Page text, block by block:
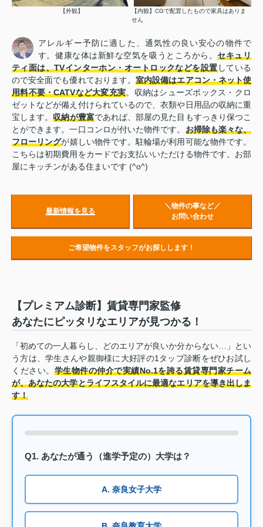
【外観】
【内観】CGで配置したもので家具はありま
せん
アレルギー予防に適した、通気性の良い安心の物件で
す。健康な体は新鮮な空気を吸うところから。セキュリ
ティ面は、TVインターホン・オートロックなどを設置している
ので安全面でも優れております。室内設備はエアコン・ネット使
用料不要・CATVなど大変充実。収納はシューズボックス・クロ
ゼットなどが備え付けられているので、衣類や日用品の収納に重
宝します。収納が豊富であれば、部屋の見た目もすっきり保つこ
とができます。一口コンロが付いた物件です。 お掃除も楽々な、
フローリングが嬉しい物件です。駐輪場が利用可能な物件です。
こちらは初期費用をカードでお支払いいただける物件です。お部
屋にキッチンがある住まいです (^o^)
最新情報を見る
＼物件の事など／
お問い合わせ
ご希望物件をスタッフがお探しします！
【プレミアム診断】賃貸専門家監修
あなたにピッタリなエリアが見つかる！
「初めての一人暮らし、どのエリアが良いか分からない…」とい
う方は、学生さんや親御様に大好評の1タップ診断をぜひお試し
ください。 学生物件の仲介で実績No.1を誇る賃貸専門家チーム
が、あなたの大学とライフスタイルに最適なエリアを導き出しま
す！
Q1. あなたが通う（進学予定の）大学は？
A. 奈良女子大学